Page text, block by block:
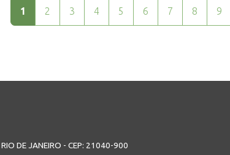
1 2 3 4 5 6 7 8 9
DE JANEIRO - CEP: 21040-900